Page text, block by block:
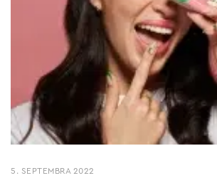
5. SEPTEMBRA 2022